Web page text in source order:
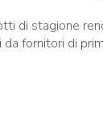
di stagione
fornitori di